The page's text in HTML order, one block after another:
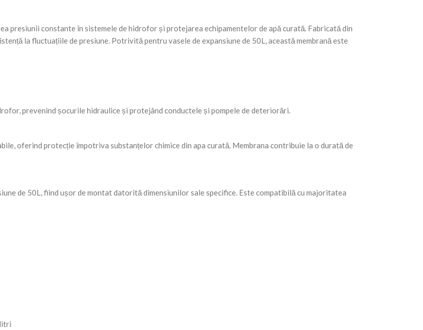
presiunii constante în sistemele de hidrofor și protejarea echipamentelor de apă curată. Fabricată din
la fluctuațiile de presiune. Potrivită pentru vasele de expansiune de 50L, această membrană este
prevenind șocurile hidraulice și protejând conductele și pompele de deteriorări.
oferind protecție împotriva substanțelor chimice din apa curată. Membrana contribuie la o durată de
de 50L, fiind ușor de montat datorită dimensiunilor sale specifice. Este compatibilă cu majoritatea